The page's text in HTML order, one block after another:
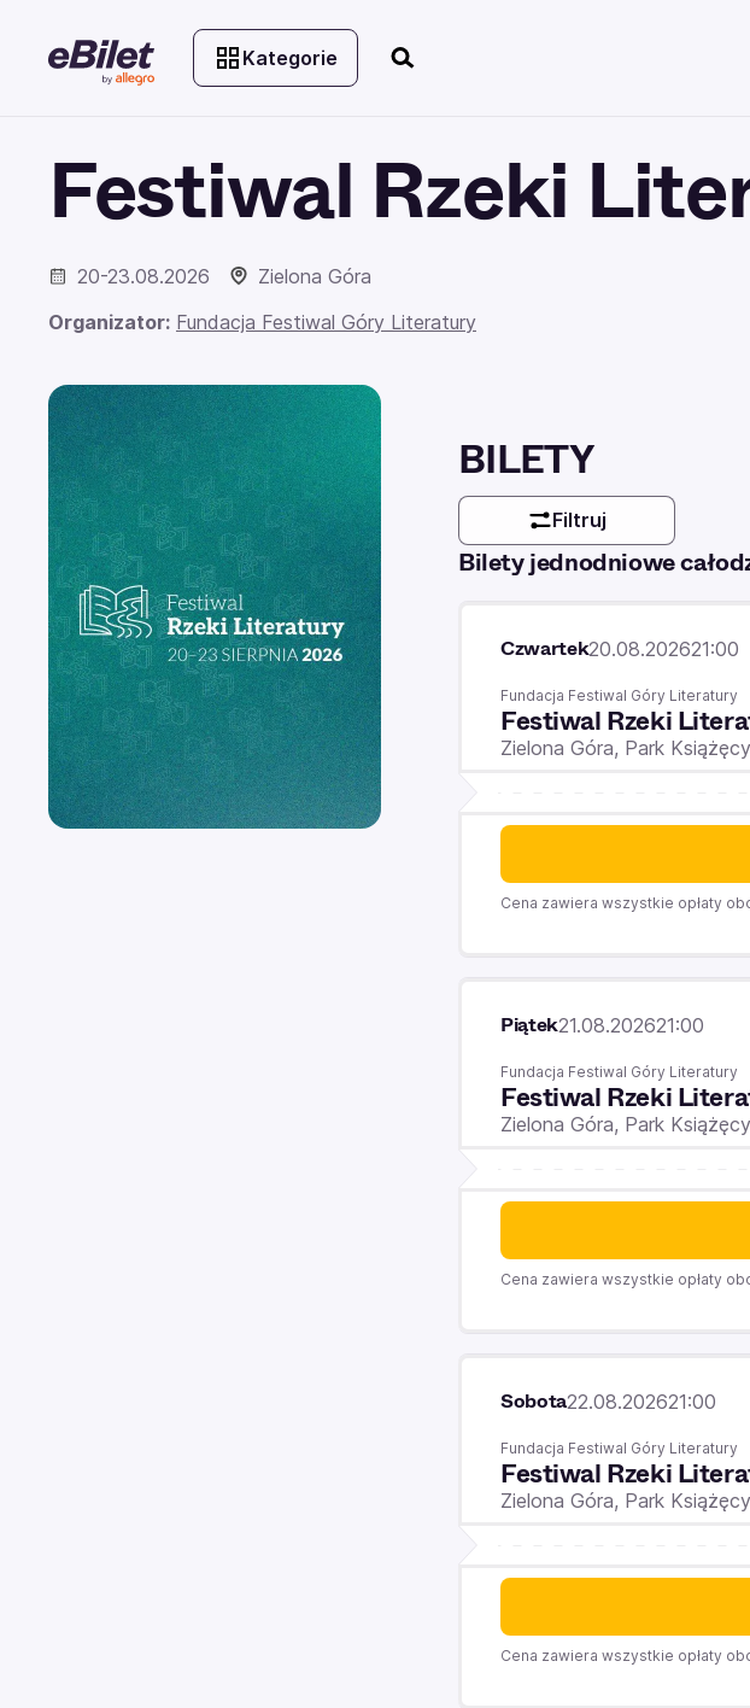
Kategorie
Festiwal Rzeki
20-23.08.2026
Zielona Góra
Organizator: Fundacja Festiwal Góry Literatury
BILETY
Filtruj
Bilety jednodniowe
Czwartek20.08.202621:00
Fundacja Festiwal Góry Literatury
Festiwal Rzeki
Zielona Góra, Park
Cena zawiera wszystkie opłaty
Piątek21.08.202621:00
Fundacja Festiwal Góry Literatury
Festiwal Rzeki
Zielona Góra, Park
Cena zawiera wszystkie opłaty
Sobota22.08.202621:00
Fundacja Festiwal Góry Literatury
Festiwal Rzeki
Zielona Góra, Park
Cena zawiera wszystkie opłaty